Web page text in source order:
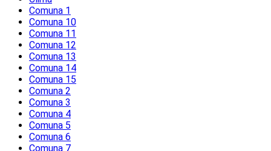
Comuna 1
Comuna 10
Comuna 11
Comuna 12
Comuna 13
Comuna 14
Comuna 15
Comuna 2
Comuna 3
Comuna 4
Comuna 5
Comuna 6
Comuna 7